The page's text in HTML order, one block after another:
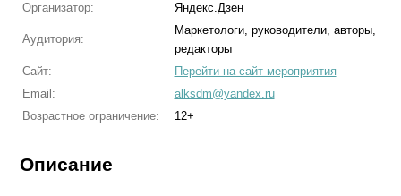
Организатор:
Яндекс.Дзен
Аудитория:
Маркетологи, руководители, авторы,
редакторы
Сайт:
Перейти на сайт мероприятия
Email:
alksdm@yandex.ru
Возрастное ограничение:
12+
Описание